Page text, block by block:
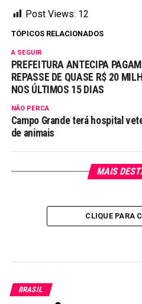
Post Views: 12
TÓPICOS RELACIONADOS
A SEGUIR
PREFEITURA ANTECIPA
REPASSE DE QUASE R$ 20
NOS ÚLTIMOS 15 DIAS
NÃO PERCA
Campo Grande terá hospital
de animais
MAIS
CLIQUE PARA
BRASIL